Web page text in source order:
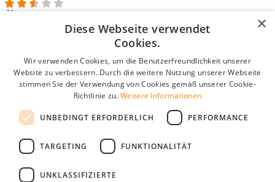
Login für Unternehmen
E-Mail*
Passwort
Angemeldet bleiben
Passwort vergessen?
Kostenloses Unternehmensprofil
×
Diese Webseite verwendet
Cookies.
Wir verwenden Cookies, um die Benutzerfreundlichkeit unserer
Website zu verbessern. Durch die weitere Nutzung unserer Webseite
stimmen Sie der Verwendung von Cookies gemäß unserer Cookie-
Richtlinie zu. Weitere Informationen
UNBEDINGT ERFORDERLICH PERFORMANCE
TARGETING FUNKTIONALITÄT
UNKLASSIFIZIERTE